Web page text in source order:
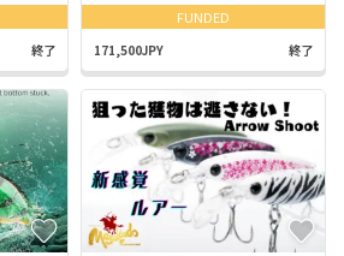
終了
FUNDED
171,500JPY 終了